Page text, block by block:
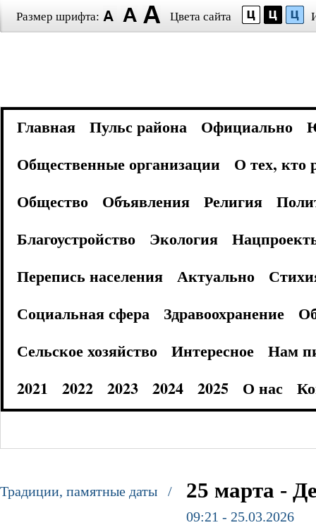
Размер шрифта: Цвета сайта
Главная Пульс района Официально
Общественные организации
О тех, кто
Общество
Объявления Религия
Благоустройство
Экология
Перепись населения
Актуально
Социальная сфера
Здравоохранение
Сельское хозяйство
Интересное
Нам
2021
2022 2023 2024 2025 О нас
Традиции, памятные даты / 25 марта -
09:21 - 25.03.2026